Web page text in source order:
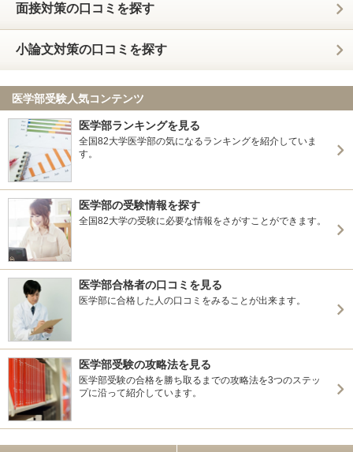
面接対策の口コミを探す
小論文対策の口コミを探す
医学部受験人気コンテンツ
医学部ランキングを見る
全国82大学医学部の気になるランキングを紹介していま
す。
医学部の受験情報を探す
全国82大学の受験に必要な情報をさがすことができます。
医学部合格者の口コミを見る
医学部に合格した人の口コミをみることが出来ます。
医学部受験の攻略法を見る
医学部受験の合格を勝ち取るまでの攻略法を3つのステッ
プに沿って紹介しています。